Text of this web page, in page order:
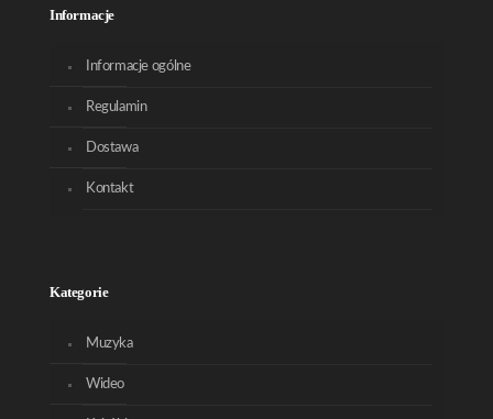
Informacje
Informacje ogólne
Regulamin
Dostawa
Kontakt
Kategorie
Muzyka
Wideo